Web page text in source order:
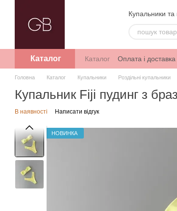
Купальники та
Каталог Каталог Оплата і доставка
Головна Каталог Купальники Роздільні купальники
Купальник Fiji пудинг з
В наявності Написати відгук
НОВИНКА